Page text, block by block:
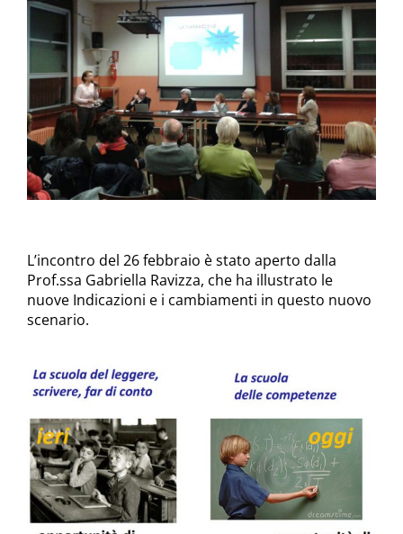
L’incontro del 26 febbraio è stato aperto dalla
Prof.ssa Gabriella Ravizza, che ha illustrato le
nuove Indicazioni e i cambiamenti in questo nuovo
scenario.